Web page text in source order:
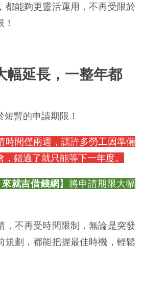
都能夠更靈活運用，不再受限於
幅延長，一整年都
短暫的申請期限！
時間僅兩週，讓許多勞工因準備
錯過了就只能等下一年度。
就吉借錢網 】將申請期限大幅
，不再受時間限制，無論是突發
規劃，都能把握最佳時機，輕鬆